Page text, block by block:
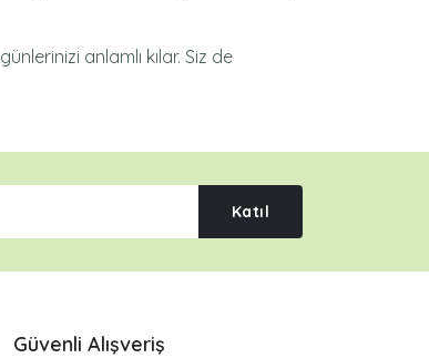
anlamlı kılar. Siz de
Katıl
Güvenli Alışveriş